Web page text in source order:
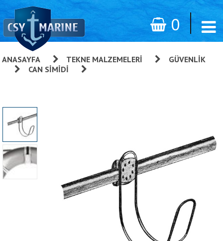
0
ANASAYFA TEKNE MALZEMELERI
GÜVENLIK
CAN SIMIDI